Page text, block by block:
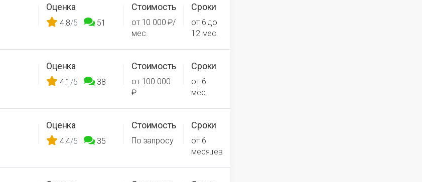
Оценка
4.8/5 51
Стоимость
от 10 000 ₽/
мес.
Сроки
от 6 до
12 мес.
Оценка
4.1/5 38
Стоимость
от 100 000
₽
Сроки
от 6
мес.
Оценка
4.4/5 35
Стоимость
По запросу
Сроки
от 6
месяцев